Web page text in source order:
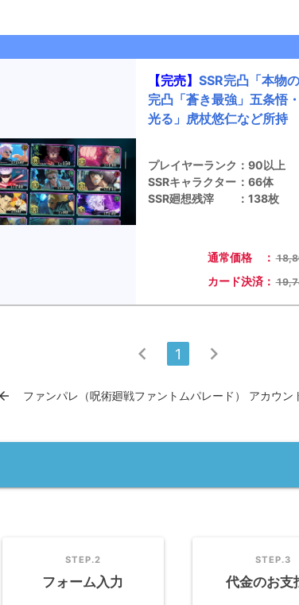
【完売】 SSR完凸「本物
完凸「蒼き最強」五条悟
光る」虎杖悠仁など所持
プレイヤーランク
SSRキャラクター
SSR廻想残滓
：
：
：
90以上
66体
138枚
通常価格 ：
カード決済：
chevron_left 1 chevron_right
ファンパレ（呪術廻戦ファントムパレード） アカウン
STEP.2
フォーム入力
STEP.3
代金のお支